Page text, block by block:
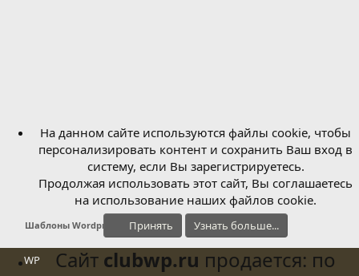
Шаблоны Wordpress
WP
На данном сайте используются файлы cookie, чтобы
персонализировать контент и сохранить Ваш вход в
систему, если Вы зарегистрируетесь.
Продолжая использовать этот сайт, Вы соглашаетесь
на использование наших файлов cookie.
Принять Узнать больше...
Сайт clubwp.ru продается: по